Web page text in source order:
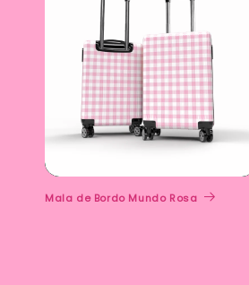
Mala de Bordo Mundo Rosa